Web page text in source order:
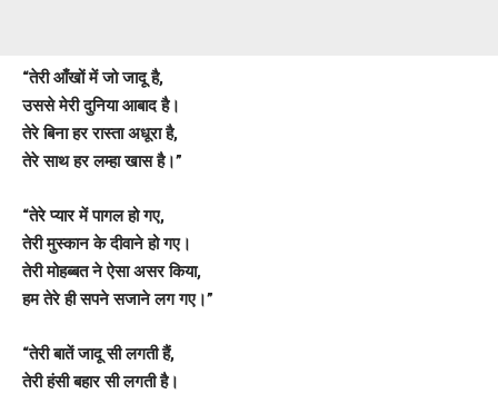
“तेरी आँखों में जो जादू है,
उससे मेरी दुनिया आबाद है।
तेरे बिना हर रास्ता अधूरा है,
तेरे साथ हर लम्हा खास है।”
“तेरे प्यार में पागल हो गए,
तेरी मुस्कान के दीवाने हो गए।
तेरी मोहब्बत ने ऐसा असर किया,
हम तेरे ही सपने सजाने लग गए।”
“तेरी बातें जादू सी लगती हैं,
तेरी हंसी बहार सी लगती है।